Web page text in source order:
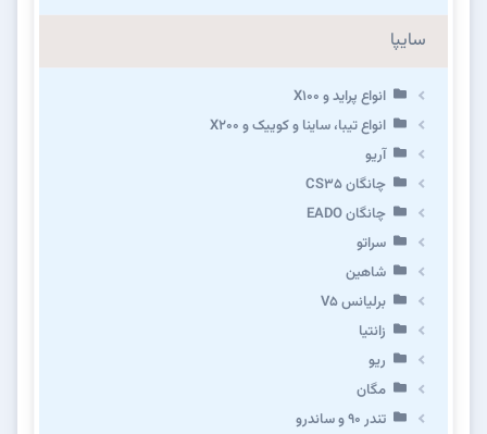
سایپا
انواع پراید و X100
انواع تیبا، ساینا و کوییک و X200
آریو
چانگان CS35
چانگان EADO
سراتو
شاهین
برلیانس V5
زانتیا
ریو
مگان
تندر ۹۰ و ساندرو